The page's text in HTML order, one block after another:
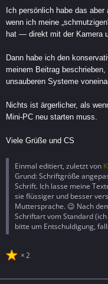
Ich persönlich habe das
wenn ich meine
hat — direkt mit der Kamera
Dann habe ich den
meinem Beitrag
unsauberen Systeme
Nichts ist ärgerlicher, als
Mini-PC neu starten muss.
Viele Grüße und CS
Einmal editiert, zuletzt von
Grund: Schriftgröße
Schrift. Ich lasse meine
sie flüssiger und besser
Muttersprache. 😉 Nach
Schriftart vom Standard
bitte um Entschuldigung,
2